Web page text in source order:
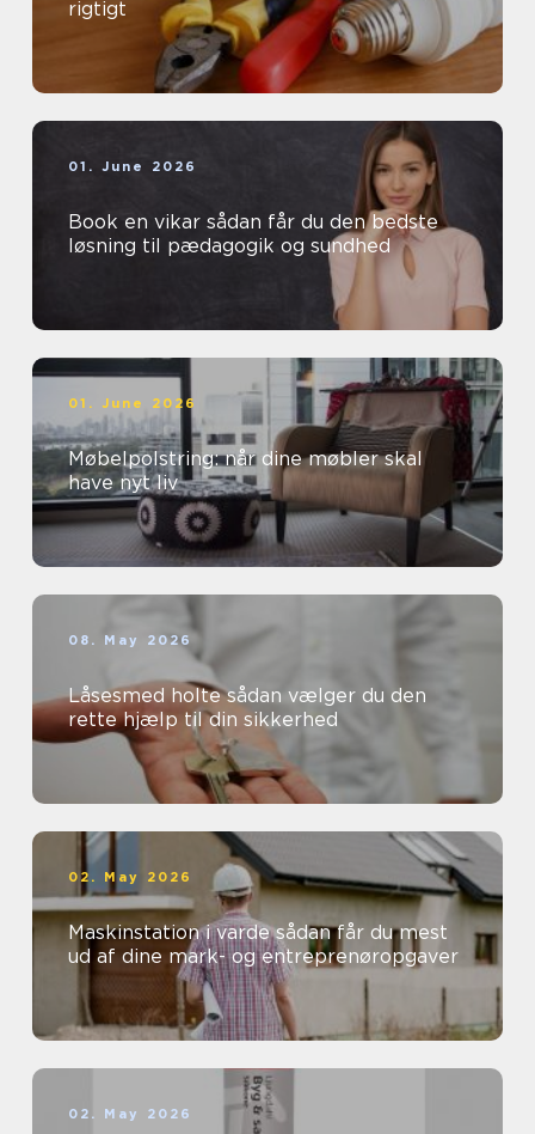
rigtigt
01. June 2026
Book en vikar sådan får du den bedste
løsning til pædagogik og sundhed
01. June 2026
Møbelpolstring: når dine møbler skal
have nyt liv
08. May 2026
Låsesmed holte sådan vælger du den
rette hjælp til din sikkerhed
02. May 2026
Maskinstation i varde sådan får du mest
ud af dine mark- og entreprenøropgaver
02. May 2026